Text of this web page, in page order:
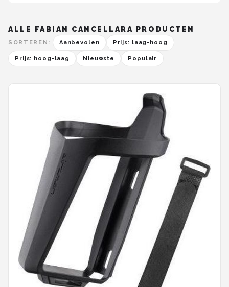
ALLE FABIAN CANCELLARA PRODUCTEN
SORTEREN: Aanbevolen Prijs: laag-hoog
Prijs: hoog-laag Nieuwste Populair